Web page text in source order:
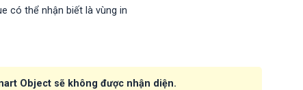
có thể nhận biết là vùng in
Object sẽ không được nhận diện.